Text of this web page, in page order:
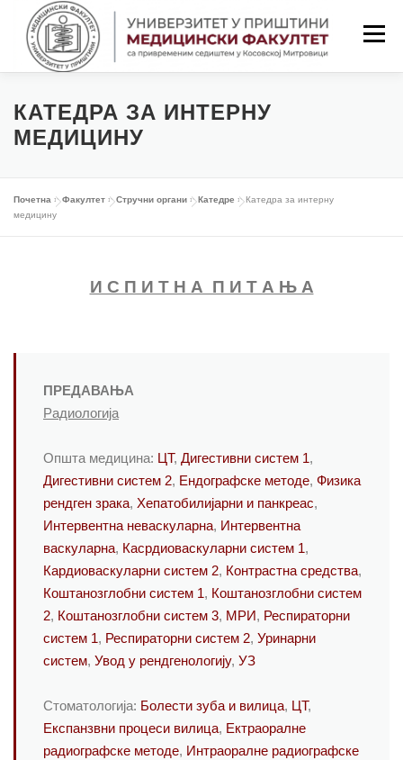
Скочи
садржај
ПОЧЕТНА ФАКУЛТЕТ СТУДИЈЕ
КАТЕДРА ЗА ИНТЕРНУ
МЕДИЦИНУ
Почетна »Факултет »Стручни органи »Катедре »Катедра за интерну
медицину
И С П И Т Н А П И Т А Њ А
ПРЕДАВАЊА
Радиологија
Општа медицина: ЦТ, Дигестивни систем 1,
Дигестивни систем 2, Ендографске методе, Физика
рендген зрака, Хепатобилијарни и панкреас,
Интервентна неваскуларна, Интервентна
васкуларна, Касрдиоваскуларни систем 1,
Кардиоваскуларни систем 2, Контрастна средства,
Коштанозглобни систем 1, Коштанозглобни систем
2, Коштанозглобни систем 3, МРИ, Респираторни
систем 1, Респираторни систем 2, Уринарни
систем, Увод у рендгенологију, УЗ
Стоматологија: Болести зуба и вилица, ЦТ,
Експанзвни процеси вилица, Ектраоралне
радиографске методе, Интраоралне радиографске